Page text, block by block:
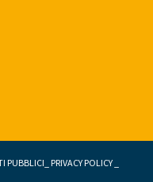
PUBBLICI PRIVACY POLICY